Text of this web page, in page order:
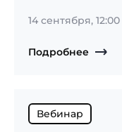
14 сентября, 12:00
Подробнее
Вебинар